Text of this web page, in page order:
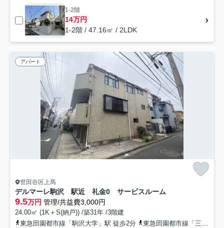
1-2階
14万円
1-2階 / 47.16㎡ / 2LDK
アパート
世田谷区上馬
デルマーレ駒沢 駅近 礼金0 サービスルーム
9.5万円 管理/共益費3,000円
24.00㎡ (1K＋S(納戸)) /築31年 /3階建
東急田園都市線「駒沢大学」駅 徒歩2分
東急田園都市線「三軒茶屋」駅 徒歩16分